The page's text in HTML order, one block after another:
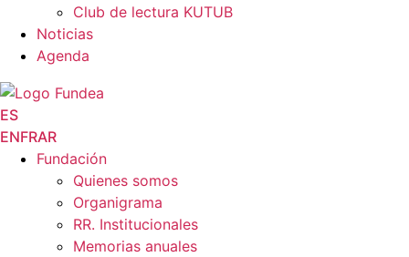
Club de lectura KUTUB
Noticias
Agenda
ES
ENFRAR
Fundación
Quienes somos
Organigrama
RR. Institucionales
Memorias anuales